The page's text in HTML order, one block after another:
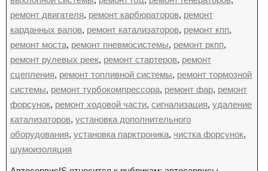
ремонт двигателя, ремонт карбюраторов, ремонт
карданных валов, ремонт катализаторов, ремонт кпп,
ремонт моста, ремонт пневмосистемы, ремонт ркпп,
ремонт рулевых реек, ремонт стартеров, ремонт
сцепления, ремонт топливной системы, ремонт тормозной
системы, ремонт турбокомпрессора, ремонт фар, ремонт
форсунок, ремонт ходовой части, сигнализация, удаление
катализаторов, установка дополнительного
оборудования, установка парктроника, чистка форсунок,
шумоизоляция